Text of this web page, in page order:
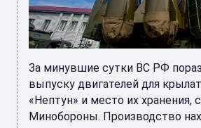
За минувшие сутки ВС РФ
выпуску двигателей для
«Нептун» и место их хранения,
Минобороны. Производство